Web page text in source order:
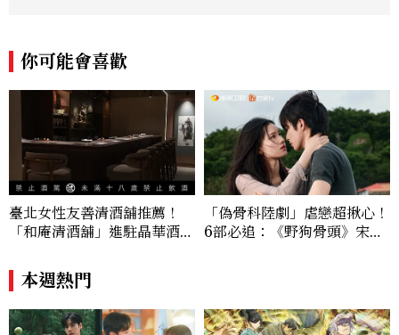
力的跨平台敘事語言。認為好的內容不僅是
記錄時代，更是溫柔的行動——在每一段訪
談與每一篇文章裡，留下值得反覆回味的
光。
你可能會喜歡
臺北女性友善清酒舖推薦！
「和庵清酒舖」進駐晶華酒
180元起輕鬆微醺
「偽骨科陸劇」虐戀超揪心！
6部必追：《野狗骨頭》宋威
本週熱門